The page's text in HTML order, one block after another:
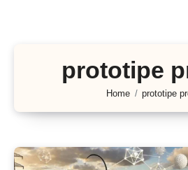
prototipe
Home prototipe